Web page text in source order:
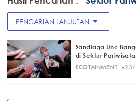
PENCARIAN LANJUTAN arrow_drop_down
Sandiaga Uno
di Sektor Pariwisata
ECOTAINMENT
· 23/